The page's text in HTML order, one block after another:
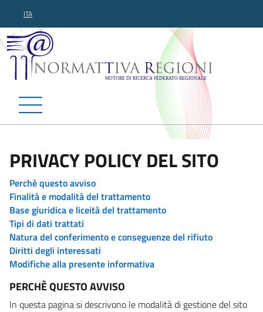
ITA
Normattiva Regioni -
PRIVACY POLICY DEL SITO
Perchè questo avviso
Finalità e modalità del trattamento
Base giuridica e liceità del trattamento
Tipi di dati trattati
Natura del conferimento e conseguenze del rifiuto
Diritti degli interessati
Modifiche alla presente informativa
PERCHÈ QUESTO AVVISO
In questa pagina si descrivono le modalità di gestione del sito